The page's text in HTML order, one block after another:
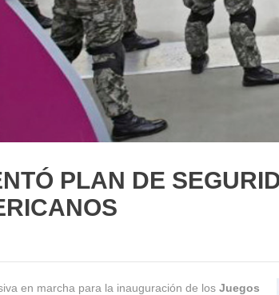
PLAN DE
en marcha para la inauguración de los Juegos